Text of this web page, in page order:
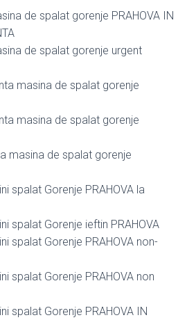
de spalat gorenje PRAHOVA IN
de spalat gorenje urgent
masina de spalat gorenje
masina de spalat gorenje
masina de spalat gorenje
spalat Gorenje PRAHOVA la
spalat Gorenje ieftin PRAHOVA
spalat Gorenje PRAHOVA non-
spalat Gorenje PRAHOVA non
spalat Gorenje PRAHOVA IN